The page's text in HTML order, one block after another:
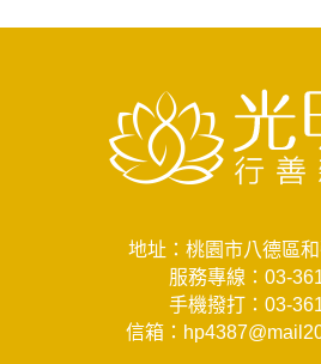
地址：桃園市八德區
服務專線： 03-
手機撥打： 03-
信箱：